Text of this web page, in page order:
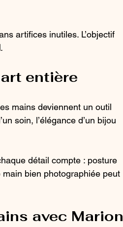
artifices inutiles. L’objectif
.
entière
mains deviennent un outil
soin, l’élégance d’un bijou
détail compte : posture
bien photographiée peut
avec Marion